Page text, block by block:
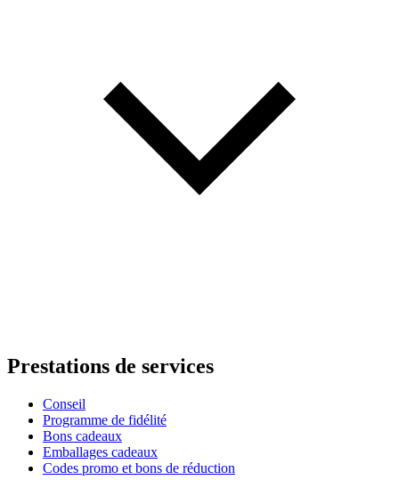
Prestations de services
Conseil
Programme de fidélité
Bons cadeaux
Emballages cadeaux
Codes promo et bons de réduction